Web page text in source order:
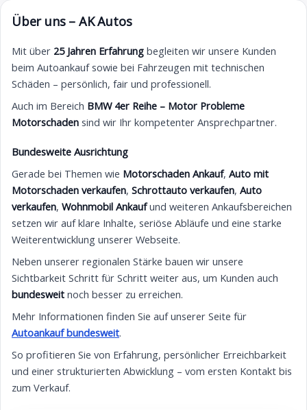
Über uns – AK Autos
Mit über 25 Jahren Erfahrung begleiten wir unsere Kunden
beim Autoankauf sowie bei Fahrzeugen mit technischen
Schäden – persönlich, fair und professionell.
Auch im Bereich BMW 4er Reihe – Motor Probleme
Motorschaden sind wir Ihr kompetenter Ansprechpartner.
Bundesweite Ausrichtung
Gerade bei Themen wie Motorschaden Ankauf, Auto mit
Motorschaden verkaufen, Schrottauto verkaufen, Auto
verkaufen, Wohnmobil Ankaufund weiteren Ankaufsbereichen
setzen wir auf klare Inhalte, seriöse Abläufe und eine starke
Weiterentwicklung unserer Webseite.
Neben unserer regionalen Stärke bauen wir unsere
Sichtbarkeit Schritt für Schritt weiter aus, um Kunden auch
bundesweit noch besser zu erreichen.
Mehr Informationen finden Sie auf unserer Seite für
Autoankauf bundesweit.
So profitieren Sie von Erfahrung, persönlicher Erreichbarkeit
und einer strukturierten Abwicklung – vom ersten Kontakt bis
zum Verkauf.